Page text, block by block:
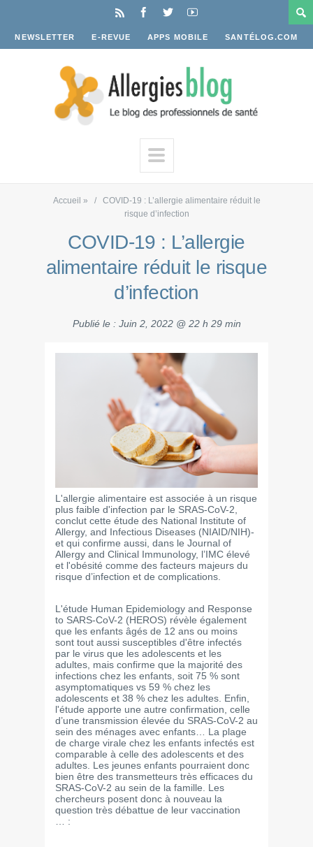
NEWSLETTER E-REVUE APPS MOBILE SANTÉLOG.COM
Accueil »
COVID-19 : L’allergie alimentaire réduit le
risque d’infection
COVID-19 : L’allergie
alimentaire réduit le risque
d’infection
Publié le : Juin 2, 2022 @ 22 h 29 min
L'allergie alimentaire est associée à un risque
plus faible d'infection par le SRAS-CoV-2,
conclut cette étude des National Institute of
Allergy, and Infectious Diseases (NIAID/NIH)-
et qui confirme aussi, dans le Journal of
Allergy and Clinical Immunology, l’IMC élevé
et l'obésité comme des facteurs majeurs du
risque d’infection et de complications.
L'étude Human Epidemiology and Response
to SARS-CoV-2 (HEROS) révèle également
que les enfants âgés de 12 ans ou moins
sont tout aussi susceptibles d'être infectés
par le virus que les adolescents et les
adultes, mais confirme que la majorité des
infections chez les enfants, soit 75 % sont
asymptomatiques vs 59 % chez les
adolescents et 38 % chez les adultes. Enfin,
l'étude apporte une autre confirmation, celle
d’une transmission élevée du SRAS-CoV-2 au
sein des ménages avec enfants… La plage
de charge virale chez les enfants infectés est
comparable à celle des adolescents et des
adultes. Les jeunes enfants pourraient donc
bien être des transmetteurs très efficaces du
SRAS-CoV-2 au sein de la famille. Les
chercheurs posent donc à nouveau la
question très débattue de leur vaccination
… :